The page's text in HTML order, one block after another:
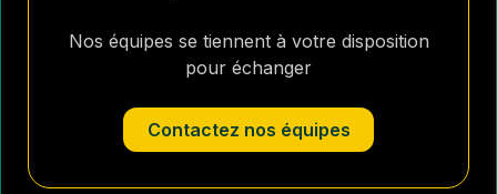
Nos équipes se tiennent à votre disposition
pour échanger
Contactez nos équipes